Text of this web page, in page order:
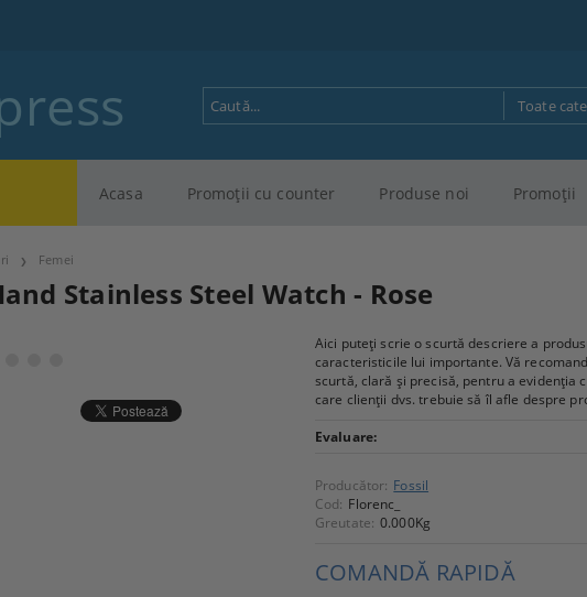
Acasa Promoţii cu counter Produse noi Promoţii
Femei
Stainless Steel Watch - Rose
Aici puteți scrie o scurtă descriere a
caracteristicile lui importante. Vă
scurtă, clară și precisă, pentru a evidenția
care clienții dvs. trebuie să îl afle despre
Evaluare:
Producător: Fossil
Cod: Florenc_
Greutate: 0.000Kg
COMANDĂ RAPIDĂ